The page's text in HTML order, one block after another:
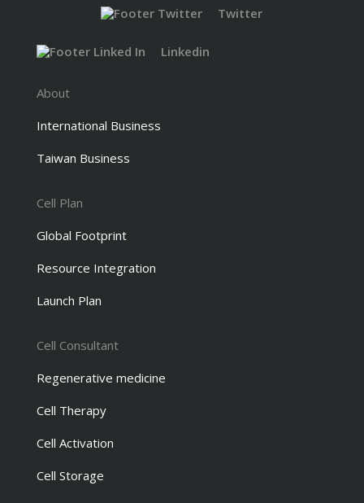
Twitter
Linkedin
About
International Business
Taiwan Business
Cell Plan
Global Footprint
Resource Integration
Launch Plan
Cell Consultant
Regenerative medicine
Cell Therapy
Cell Activation
Cell Storage